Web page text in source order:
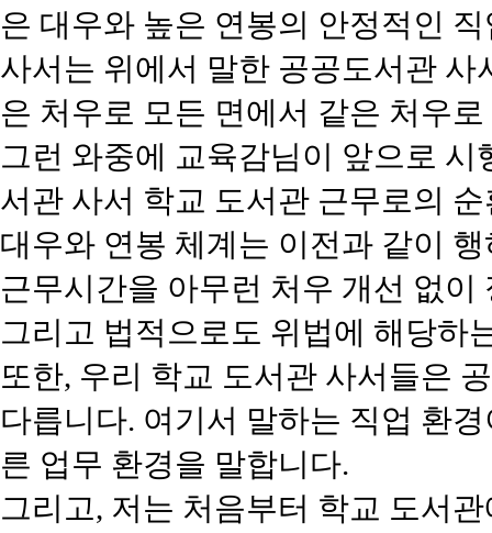
은 대우와 높은 연봉의 안정적인
사서는 위에서 말한 공공도서관
은 처우로 모든 면에서 같은 처우
그런 와중에 교육감님이 앞으로
서관 사서 학교 도서관 근무로의
대우와 연봉 체계는 이전과 같이
근무시간을 아무런 처우 개선 없
그리고 법적으로도 위법에 해당하
또한, 우리 학교 도서관 사서들은
다릅니다. 여기서 말하는 직업 환
른 업무 환경을 말합니다.
그리고, 저는 처음부터 학교 도서